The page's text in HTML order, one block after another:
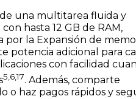
una multitarea fluida y
hasta 12 GB de RAM,
por la Expansión de
potencia adicional para
con facilidad
5 ,6,17. Además, comparte
o haz pagos rápidos y